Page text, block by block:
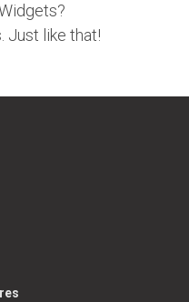
Just like that!